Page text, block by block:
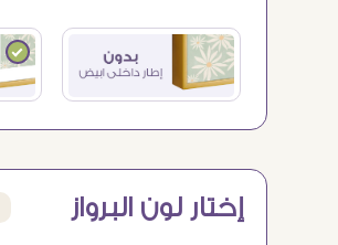
إختار لون البرواز